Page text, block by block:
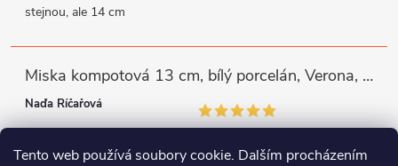
Tento web používá soubory cookie. Dalším procházením
stejnou, ale 14 cm
Miska kompotová 13 cm, bílý porcelán, Verona, G. Benedikt
Naďa Říčařová
miska je trochu mělká, ale využiji